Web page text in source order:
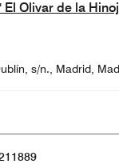
El Olivar de la
s/n., Madrid,